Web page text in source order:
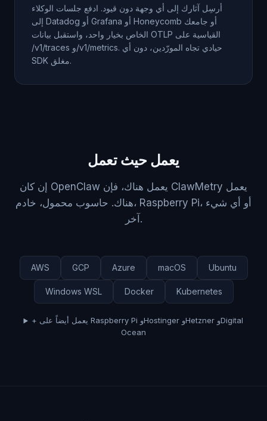
أرسِل آثارك إلى أي وجهة دون قيود. ادفع جلسات الوكلاء
إلى Datadog أو Grafana أو Honeycomb أو جامعك
الخاص بخيار واحد، واستقبل بيانات OTLP القياسية على
‎/v1/traces‎ و‎/v1/metrics‎. حيادي تجاه المورّدين، دون أي
SDK مغلق.
يعمل حيث تعمل
إن كان OpenClaw يعمل هناك، فإن ClawMetry يعمل
هناك. حاسوب محمول، خادم، Raspberry Pi، أو أي شيء
آخر.
AWS GCP Azure macOS Ubuntu
Windows WSL Docker Kubernetes
+ يعمل أيضاً على Raspberry Pi وHostinger وHetzner وDigital
Ocean